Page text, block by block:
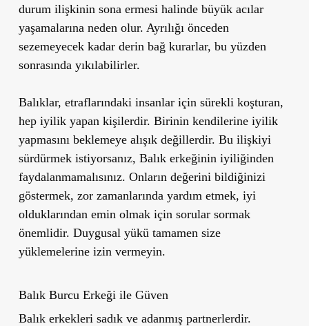
durum ilişkinin sona ermesi halinde büyük acılar
yaşamalarına neden olur. Ayrılığı önceden
sezemeyecek kadar derin bağ kurarlar, bu yüzden
sonrasında yıkılabilirler.
Balıklar, etraflarındaki insanlar için sürekli koşturan,
hep iyilik yapan kişilerdir. Birinin kendilerine iyilik
yapmasını beklemeye alışık değillerdir. Bu ilişkiyi
sürdürmek istiyorsanız, Balık erkeğinin iyiliğinden
faydalanmamalısınız. Onların değerini bildiğinizi
göstermek, zor zamanlarında yardım etmek, iyi
olduklarından emin olmak için sorular sormak
önemlidir. Duygusal yükü tamamen size
yüklemelerine izin vermeyin.
Balık Burcu Erkeği ile Güven
Balık erkekleri sadık ve adanmış partnerlerdir.